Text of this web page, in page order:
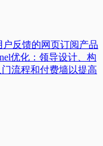
反馈的网页订阅产品
优化：领导设计、构
流程和付费墙以提高